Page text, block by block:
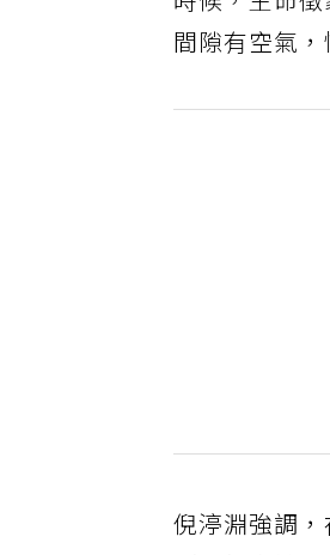
時候，生命
間隙有空氣
倪渟淵強調